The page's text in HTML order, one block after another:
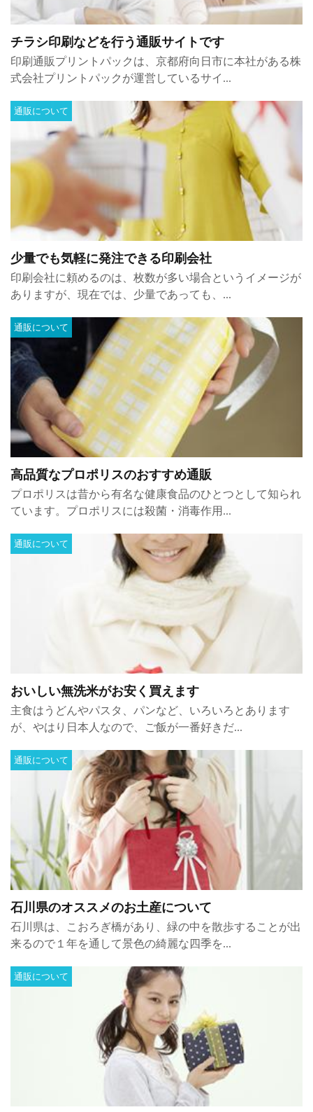
チラシ印刷などを行う通販サイトです
印刷通販プリントパックは、京都府向日市に本社がある株
式会社プリントパックが運営しているサイ...
少量でも気軽に発注できる印刷会社
通販について
印刷会社に頼めるのは、枚数が多い場合というイメージが
ありますが、現在では、少量であっても、...
高品質なプロポリスのおすすめ通販
通販について
プロポリスは昔から有名な健康食品のひとつとして知られ
ています。プロポリスには殺菌・消毒作用...
おいしい無洗米がお安く買えます
通販について
主食はうどんやパスタ、パンなど、いろいろとあります
が、やはり日本人なので、ご飯が一番好きだ...
石川県のオススメのお土産について
通販について
石川県は、こおろぎ橋があり、緑の中を散歩することが出
来るので１年を通して景色の綺麗な四季を...
通販について